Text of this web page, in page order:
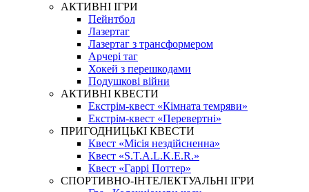
АКТИВНІ ІГРИ
Пейнтбол
Лазертаг
Лазертаг з трансформером
Арчері таг
Хокей з перешкодами
Подушкові війни
АКТИВНІ КВЕСТИ
Екстрім-квест «Кімната темряви»
Екстрім-квест «Перевертні»
ПРИГОДНИЦЬКІ КВЕСТИ
Квест «Місія нездійсненна»
Квест «S.T.A.L.K.E.R.»
Квест «Гаррі Поттер»
СПОРТИВНО-ІНТЕЛЕКТУАЛЬНІ ІГРИ